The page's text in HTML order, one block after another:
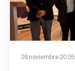
26 noviembre 2025